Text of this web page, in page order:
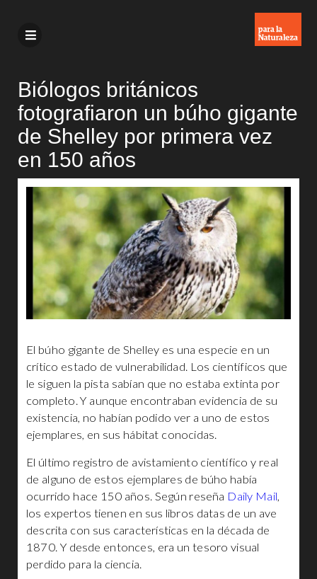
Biólogos británicos
fotografiaron un búho gigante
de Shelley por primera vez
en 150 años
El búho gigante de Shelley es una especie en un
crítico estado de vulnerabilidad. Los científicos que
le siguen la pista sabían que no estaba extinta por
completo. Y aunque encontraban evidencia de su
existencia, no habían podido ver a uno de estos
ejemplares, en sus hábitat conocidas.
El último registro de avistamiento científico y real
de alguno de estos ejemplares de búho había
ocurrido hace 150 años. Según reseña Daily Mail,
los expertos tienen en sus libros datas de un ave
descrita con sus características en la década de
1870. Y desde entonces, era un tesoro visual
perdido para la ciencia.